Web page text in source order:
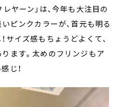
ヤーン」は、今年も大注目の
いピンクカラーが、首元も明る
サイズ感もちょうどよくて、
ます。太めのフリンジもア
じ！